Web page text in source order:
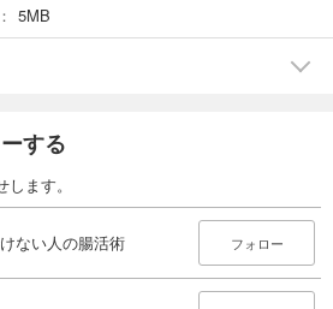
5MB
する
ます。
ない人の腸活術 フォロー